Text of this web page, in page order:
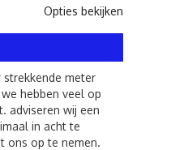
Opties bekijken
meter
hebben veel op
adviseren wij een
in acht te
ons op te nemen.